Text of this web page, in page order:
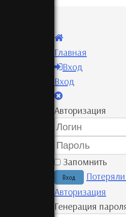
Главная
Вход
Вход
Авторизация
Запомнить
Авторизация
Генерация